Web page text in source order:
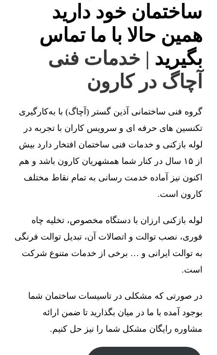
ساختمان خود دارید
همین حالا با ما تماس
بگیرید | خدمات فنی
آچاگ در کارون
گروه فنی ساختمانی آذین گستر (آچاگ) با به‌کارگیری
تکنسین های حرفه ای و سرویس کاران با تجربه در
لوله بازکنی و خدمات فنی ساختمان افتخار دارد بیش
از ۱۵ سال در کنار شما همشهریان کارون باشد و هم
اکنون نیز آماده خدمت رسانی به تمام نقاط مختلف
کارون است.
لوله بازکنی ارزان با دستگاه مخصوص، تخلیه چاه
فوری، نصب توالت و اتصالات آن، تبدیل توالت فرنگی
به توالت ایرانی و … برخی از خدمات متنوع شرکت
است.
در صورتی که مشکلی در تاسیسات ساختمان شما
بوجود آمده با ما در میان بگذارید تا ضمن ارائه
مشاوره رایگان مشکل شما را نیز حل کنیم.